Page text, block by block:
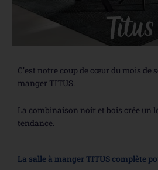
C’est notre coup de cœur du mois de
manger TITUS.
La combinaison noir et bois crée un
tendance.
La salle à manger TITUS complète